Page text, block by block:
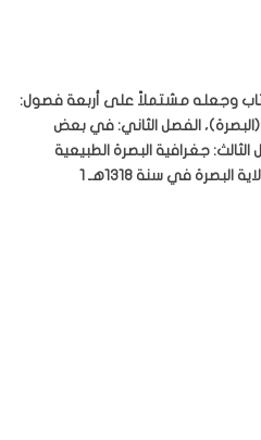
وجعله مشتملاً على أربعة فصول:
(البصرة)، الفصل الثاني: في بعض
جغرافية البصرة الطبيعية
في سنة 1318هـ 1